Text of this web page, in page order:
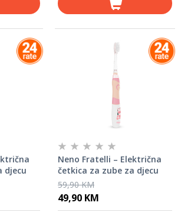
djecu
Neno Fratelli – Električna
četkica za zube za djecu
(6+ god.) Pink
59,90 KM
49,90 KM